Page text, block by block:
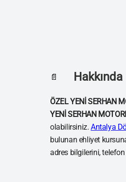
📄 Hakkında
ÖZEL YENİ SERHAN
YENİ SERHAN
olabilirsiniz. Antalya
bulunan ehliyet
adres bilgilerini,